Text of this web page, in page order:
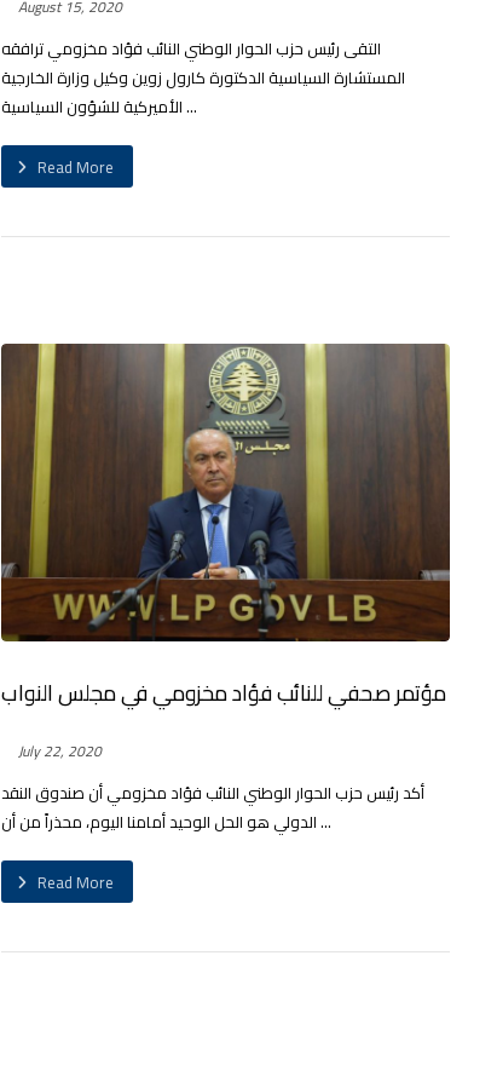
August 15, 2020
التقى رئيس حزب الحوار الوطني النائب فؤاد مخزومي ترافقه
المستشارة السياسية الدكتورة كارول زوين وكيل وزارة الخارجية
الأميركية للشؤون السياسية ...
Read More
مؤتمر صحفي للنائب فؤاد مخزومي في مجلس النواب
July 22, 2020
أكد رئيس حزب الحوار الوطني النائب فؤاد مخزومي أن صندوق النقد
الدولي هو الحل الوحيد أمامنا اليوم، محذراً من أن ...
Read More